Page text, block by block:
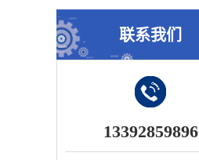
联系我们
13392859896